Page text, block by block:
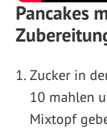
Pancakes
Zucker in
10 mahlen
Mixtopf